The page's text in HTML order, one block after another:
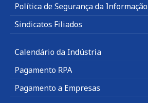
Política de Segurança da Informação
Sindicatos Filiados
Calendário da Indústria
Pagamento RPA
Pagamento a Empresas